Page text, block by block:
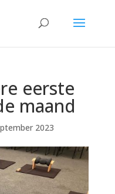
eerste
maand
2023